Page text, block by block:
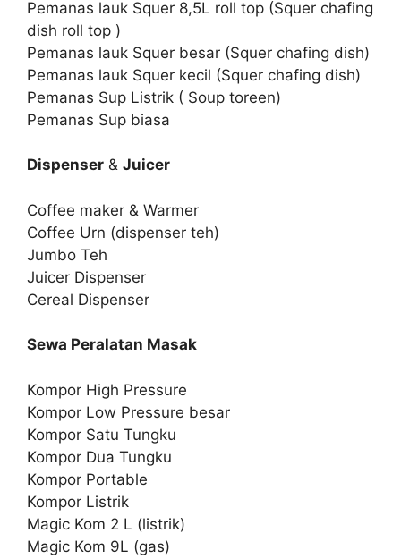
Pemanas lauk Squer 8,5L roll top (Squer chafing
dish roll top )
Pemanas lauk Squer besar (Squer chafing dish)
Pemanas lauk Squer kecil (Squer chafing dish)
Pemanas Sup Listrik ( Soup toreen)
Pemanas Sup biasa
Dispenser & Juicer
Coffee maker & Warmer
Coffee Urn (dispenser teh)
Jumbo Teh
Juicer Dispenser
Cereal Dispenser
Sewa Peralatan Masak
Kompor High Pressure
Kompor Low Pressure besar
Kompor Satu Tungku
Kompor Dua Tungku
Kompor Portable
Kompor Listrik
Magic Kom 2 L (listrik)
Magic Kom 9L (gas)